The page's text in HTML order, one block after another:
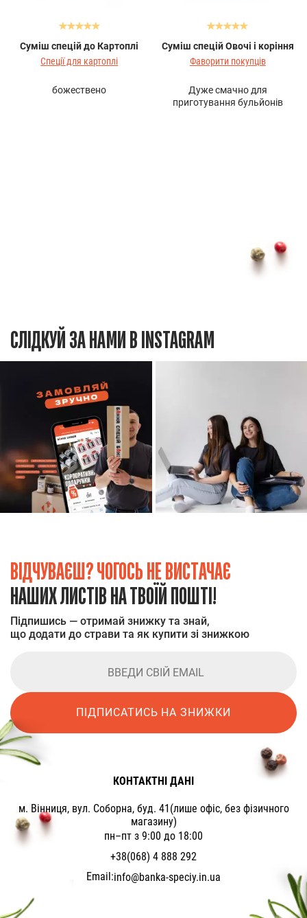
Суміш спецій до Картоплі
Спеції для картоплі
божествено
Суміш спецій Овочі і коріння
Фаворити покупців
Дуже смачно для
приготування бульйонів
СЛІДКУЙ ЗА НАМИ В INSTAGRAM
ВІДЧУВАЄШ? ЧОГОСЬ НЕ ВИСТАЧАЄ
НАШИХ ЛИСТІВ НА ТВОЇЙ ПОШТІ!
Підпишись — отримай знижку та знай,
що додати до страви та як купити зі знижкою
ПІДПИСАТИСЬ НА ЗНИЖКИ
КОНТАКТНІ ДАНІ
м. Вінниця, вул. Соборна, буд. 41(лише офіс, без фізичного
магазину)
пн–пт з 9:00 до 18:00
+38(068) 4 888 292
Email:info@banka-speciy.in.ua